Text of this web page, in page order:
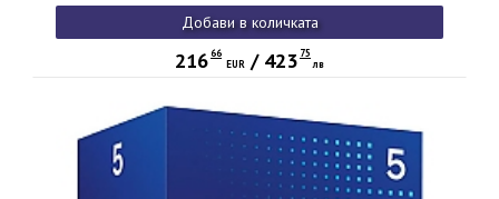
Добави в количката
21666
EUR / 423 75
лв